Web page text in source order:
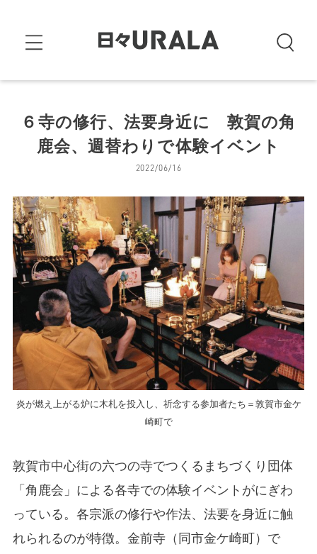
６寺の修行、法要身近に 敦賀の角
鹿会、週替わりで体験イベント
2022/06/16
炎が燃え上がる炉に木札を投入し、祈念する参加者たち＝敦賀市金ケ
崎町で
敦賀市中心街の六つの寺でつくるまちづくり団体
「角鹿会」による各寺での体験イベントがにぎわ
っている。各宗派の修行や作法、法要を身近に触
れられるのが特徴。金前寺（同市金ケ崎町）で